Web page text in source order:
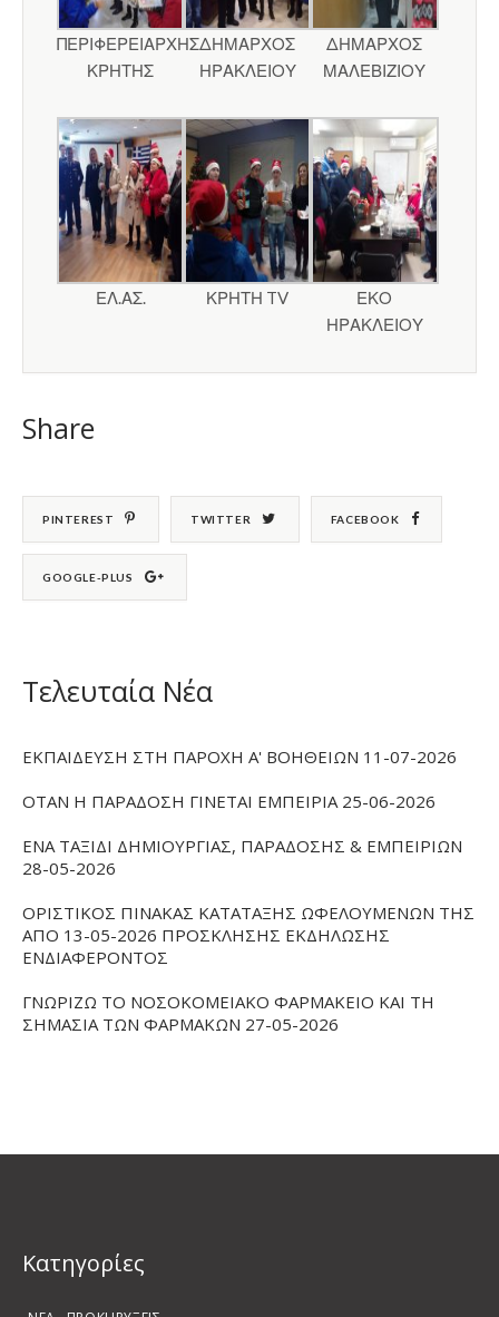
ΠΕΡΙΦΕΡΕΙΑΡΧΗΣ
ΚΡΗΤΗΣ
ΔΗΜΑΡΧΟΣ
ΗΡΑΚΛΕΙΟΥ
ΔΗΜΑΡΧΟΣ
ΜΑΛΕΒΙΖΙΟΥ
ΕΛ.ΑΣ. ΚΡΗΤΗ TV
ΕΚΟ
ΗΡΑΚΛΕΙΟΥ
Share
PINTEREST TWITTER FACEBOOK
GOOGLE-PLUS
Τελευταία Νέα
ΕΚΠΑΙΔΕΥΣΗ ΣΤΗ ΠΑΡΟΧΗ Α' ΒΟΗΘΕΙΩΝ 11-07-2026
ΟΤΑΝ Η ΠΑΡΑΔΟΣΗ ΓΙΝΕΤΑΙ ΕΜΠΕΙΡΙΑ 25-06-2026
ΕΝΑ ΤΑΞΙΔΙ ΔΗΜΙΟΥΡΓΙΑΣ, ΠΑΡΑΔΟΣΗΣ & ΕΜΠΕΙΡΙΩΝ
28-05-2026
ΟΡΙΣΤΙΚΟΣ ΠΙΝΑΚΑΣ ΚΑΤΑΤΑΞΗΣ ΩΦΕΛΟΥΜΕΝΩΝ ΤΗΣ
ΑΠΟ 13-05-2026 ΠΡΟΣΚΛΗΣΗΣ ΕΚΔΗΛΩΣΗΣ
ΕΝΔΙΑΦΕΡΟΝΤΟΣ
ΓΝΩΡΙΖΩ ΤΟ ΝΟΣΟΚΟΜΕΙΑΚΟ ΦΑΡΜΑΚΕΙΟ ΚΑΙ ΤΗ
ΣΗΜΑΣΙΑ ΤΩΝ ΦΑΡΜΑΚΩΝ 27-05-2026
Kατηγορίες